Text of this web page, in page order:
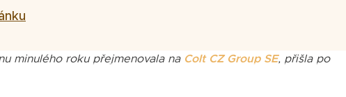
minulého roku přejmenovala na Colt CZ Group SE, přišla po